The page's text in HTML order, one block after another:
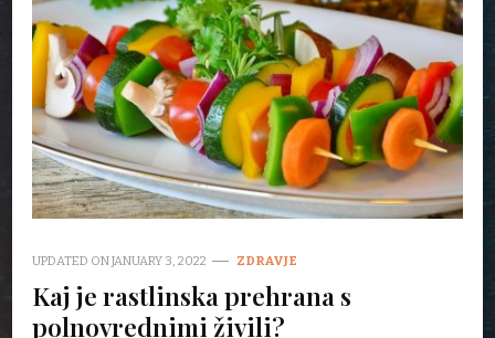
UPDATED ONJANUARY 3, 2022 ZDRAVJE
Kaj je rastlinska prehrana s
polnovrednimi živili?